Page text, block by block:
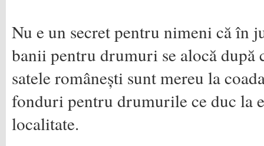
Nu e un secret pentru nimeni că în
banii pentru drumuri se alocă
satele românești sunt mereu la
fonduri pentru drumurile ce duc la
localitate.